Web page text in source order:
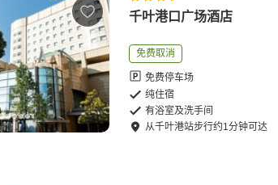
千叶港口广场酒店
免费取消
免费停车场
纯住宿
有浴室及洗手间
从千叶港站步行约1分钟可达